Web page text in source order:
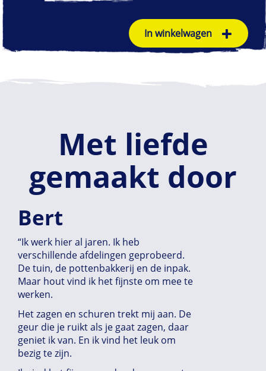
In winkelwagen
Met liefde
gemaakt door
Bert
“Ik werk hier al jaren. Ik heb
verschillende afdelingen geprobeerd.
De tuin, de pottenbakkerij en de inpak.
Maar hout vind ik het fijnste om mee te
werken.
Het zagen en schuren trekt mij aan. De
geur die je ruikt als je gaat zagen, daar
geniet ik van. En ik vind het leuk om
bezig te zijn.